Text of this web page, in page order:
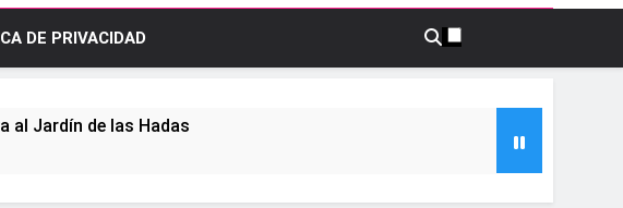
DE PRIVACIDAD
al Jardín de las Hadas